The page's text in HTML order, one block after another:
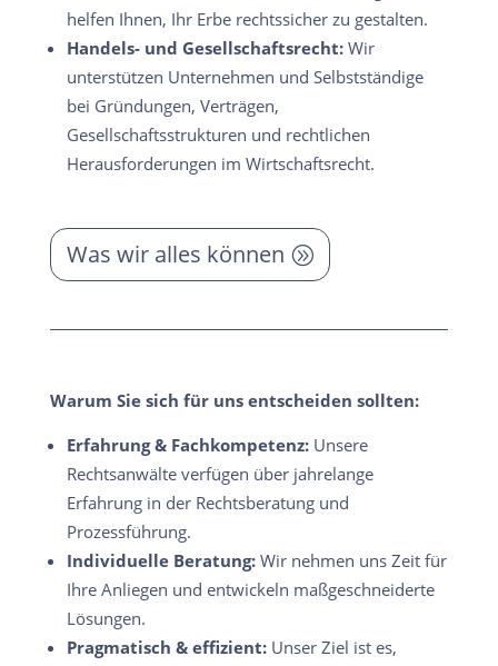
helfen Ihnen, Ihr Erbe rechtssicher zu gestalten.
Handels- und Gesellschaftsrecht:Wir
unterstützen Unternehmen und Selbstständige
bei Gründungen, Verträgen,
Gesellschaftsstrukturen und rechtlichen
Herausforderungen im Wirtschaftsrecht.
Was wir alles können
Warum Sie sich für uns entscheiden sollten:
Erfahrung & Fachkompetenz: Unsere
Rechtsanwälte verfügen über jahrelange
Erfahrung in der Rechtsberatung und
Prozessführung.
Individuelle Beratung:Wir nehmen uns Zeit für
Ihre Anliegen und entwickeln maßgeschneiderte
Lösungen.
Pragmatisch & effizient: Unser Ziel ist es,